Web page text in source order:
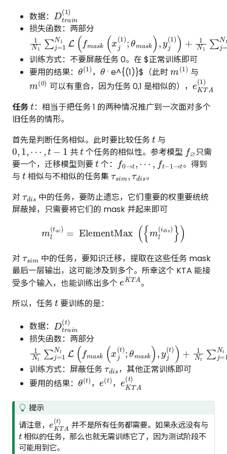
数据：
Dtra
损失函数：两部分
N ∑j= N1 L( f sk xj( ) ma k),y ) 1N1
训练方式：不要屏蔽任务 0。在 $正常训练即可
要用的结果：
θ(1)
， ，
θ，
e^{(1)}$（此时
m(1)
与
m(0)
可以有重合，因为任务 0,1 是相似的），
eKT
任务
t
：相当于把任务 1 的两种情况推广到一次面对多个
旧任务的情形。
首先是判断任务相似。此时要比较任务
t
与
0,1,⋯,t−1
共
t
个任务的相似性。参考模型
∅
只需
要一个，迁移模型则要
t
个：
f0→t,
⋯,ft−1→t
。得到
与
t
相似与不相似的任务集
τ sim,τd is
。
对
中的任务，要防止遗忘，它们重要的权重要统统
屏蔽掉，只需要将它们的 mask 并起来即可
ta c ElementMax({ l(idis)
对
中的任务，要知识迁移，提取在这些任务 mask
最后一层输出，这可能涉及到多个。所幸这个 KTA 能接
受多个输入，也能训练出多个
eKTA
。
所以，任务
t
要训练的是：
数据：
Dtra
损失函数：两部分
1N ∑j= NtL(fm sk (xj t m sk), ) +1Nt
训练方式：屏蔽任务
τd s
，其他正常训练即可
要用的结果：
θ(t)
，
e(t)
，
eKTA(t)
提示
请注意，
eKT ( t)
并不是所有任务都需要。如果永远没有与
t
相似的任务，那么也就无需训练它了，因为测试阶段不
可能用到它。